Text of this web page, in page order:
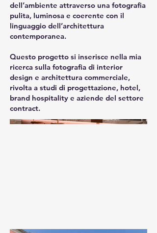
dell’ambiente attraverso una fotografia
pulita, luminosa e coerente con il
linguaggio dell’architettura
contemporanea.
Questo progetto si inserisce nella mia
ricerca sulla fotografia di interior
design e architettura commerciale,
rivolta a studi di progettazione, hotel,
brand hospitality e aziende del settore
contract.